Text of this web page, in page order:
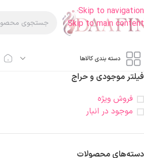
Skip to navigation
Skip to main content
دسته بندی کالاها
فیلتر موجودی و حراج
فروش ویژه
موجود در انبار
دسته‌های محصولات